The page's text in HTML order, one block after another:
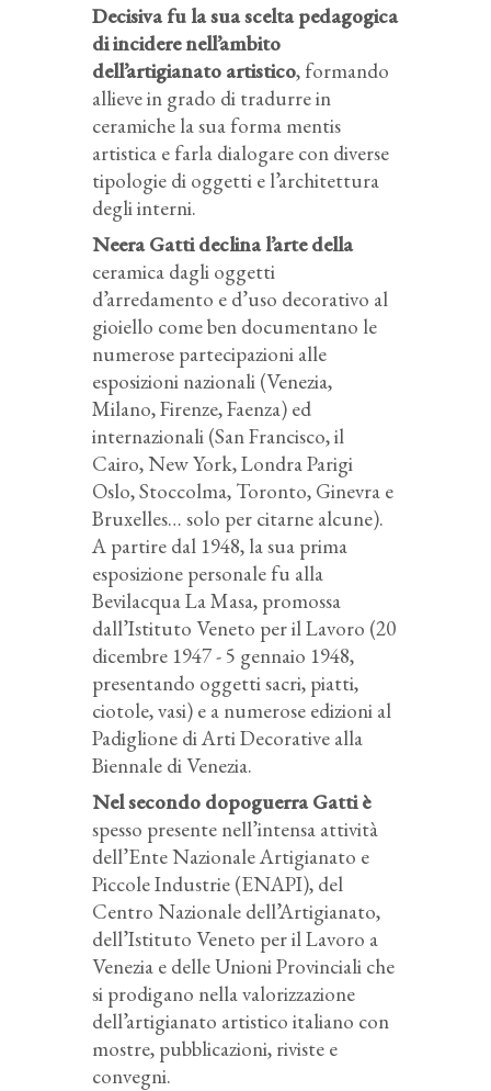
Decisiva fu la sua scelta pedagogica
di incidere nell’ambito
dell’artigianato artistico, formando
allieve in grado di tradurre in
ceramiche la sua forma mentis
artistica e farla dialogare con diverse
tipologie di oggetti e l’architettura
degli interni.
Neera Gatti declina l’arte della
ceramica dagli oggetti
d’arredamento e d’uso decorativo al
gioiello come ben documentano le
numerose partecipazioni alle
esposizioni nazionali (Venezia,
Milano, Firenze, Faenza) ed
internazionali (San Francisco, il
Cairo, New York, Londra Parigi
Oslo, Stoccolma, Toronto, Ginevra e
Bruxelles… solo per citarne alcune).
A partire dal 1948, la sua prima
esposizione personale fu alla
Bevilacqua La Masa, promossa
dall’Istituto Veneto per il Lavoro (20
dicembre 1947 - 5 gennaio 1948,
presentando oggetti sacri, piatti,
ciotole, vasi) e a numerose edizioni al
Padiglione di Arti Decorative alla
Biennale di Venezia.
Nel secondo dopoguerra Gatti è
spesso presente nell’intensa attività
dell’Ente Nazionale Artigianato e
Piccole Industrie (ENAPI), del
Centro Nazionale dell’Artigianato,
dell’Istituto Veneto per il Lavoro a
Venezia e delle Unioni Provinciali che
si prodigano nella valorizzazione
dell’artigianato artistico italiano con
mostre, pubblicazioni, riviste e
convegni.